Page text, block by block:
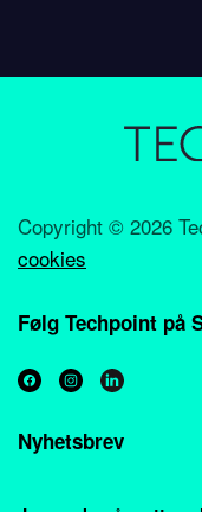
Copyright © 2026
cookies
Følg Techpoint på
Nyhetsbrev